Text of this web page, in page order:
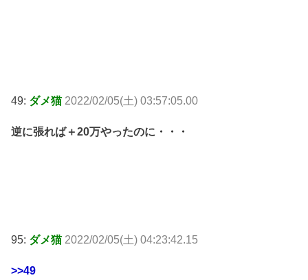
49: ダメ猫 2022/02/05(土) 03:57:05.00
逆に張れば＋20万やったのに・・・
95: ダメ猫 2022/02/05(土) 04:23:42.15
>>49